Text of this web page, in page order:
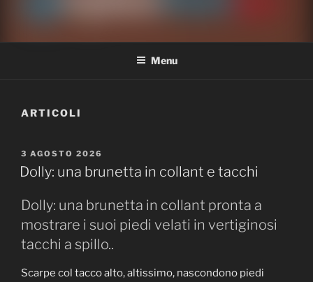
NYLON FEET LOVE
Menu
ARTICOLI
PUBBLICATO
IL
3 AGOSTO 2026
Dolly: una brunetta in collant e tacchi
Dolly: una brunetta in collant pronta a
mostrare i suoi piedi velati in vertiginosi
tacchi a spillo..
Scarpe col tacco alto, altissimo, nascondono piedi